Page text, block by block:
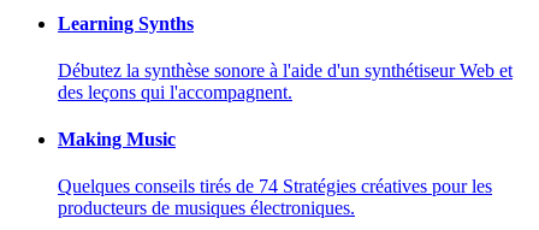
Learning Synths
Débutez la synthèse sonore à l'aide d'un synthétiseur Web et
des leçons qui l'accompagnent.
Making Music
Quelques conseils tirés de 74 Stratégies créatives pour les
producteurs de musiques électroniques.